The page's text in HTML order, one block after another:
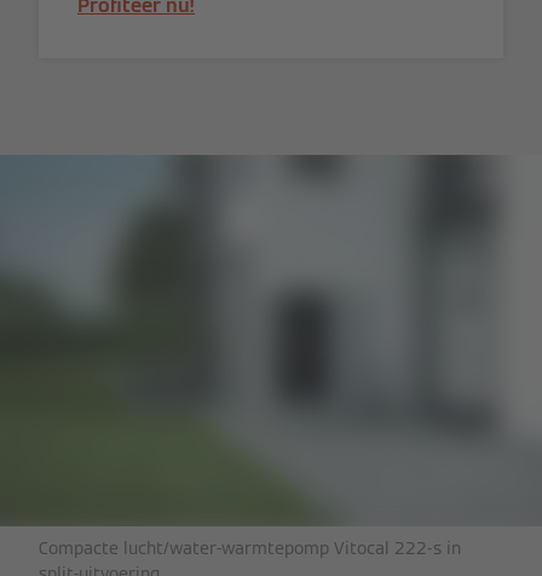
Profiteer nu!
Compacte lucht/water-warmtepomp Vitocal 222-s in